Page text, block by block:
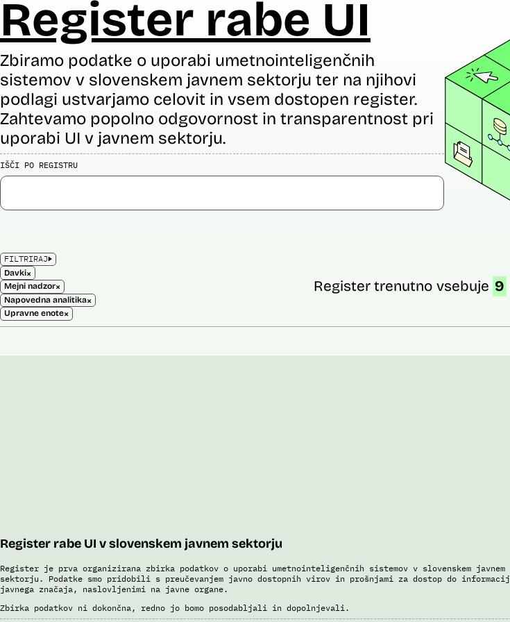
Register rabe UI
Zbiramo podatke o uporabi umetnointeligenčnih
sistemov v slovenskem javnem sektorju ter na njihovi
podlagi ustvarjamo celovit in vsem dostopen register.
Zahtevamo popolno odgovornost in transparentnost pri
uporabi UI v javnem sektorju.
IŠČI PO REGISTRU
FILTRIRAJ
Davki×
Mejni nadzor×
Napovedna analitika×
Upravne enote×
Register trenutno vsebuje 9
Register rabe UI v slovenskem javnem sektorju
Register je prva organizirana zbirka podatkov o uporabi umetnointeligenčnih sistemov v slovenskem javnem
sektorju. Podatke smo pridobili s preučevanjem javno dostopnih virov in prošnjami za dostop do informacij
javnega značaja, naslovljenimi na javne organe.
Zbirka podatkov ni dokončna, redno jo bomo posodabljali in dopolnjevali.